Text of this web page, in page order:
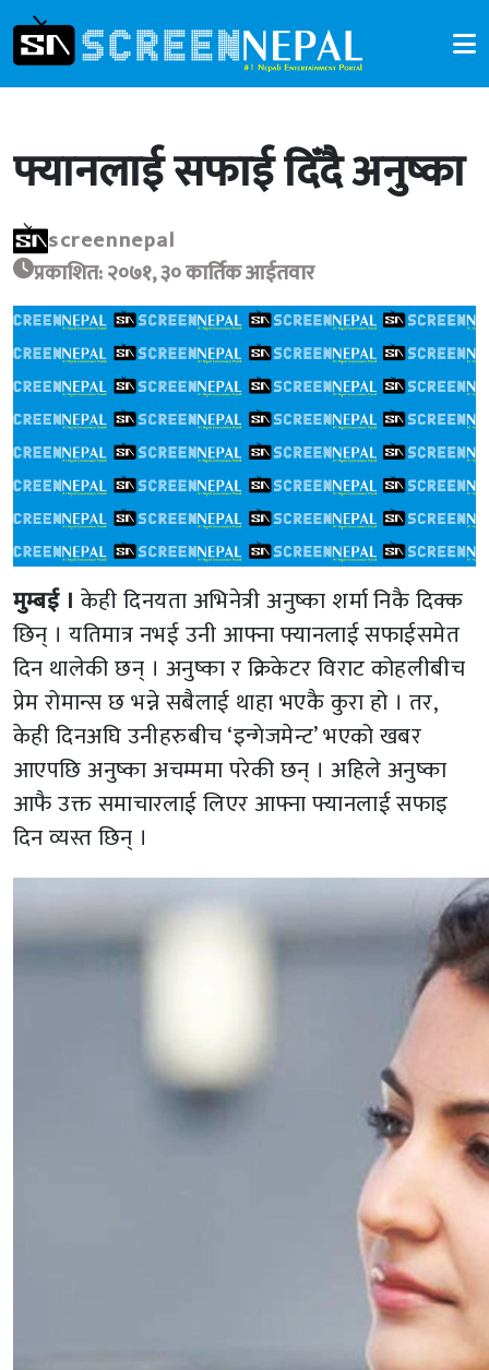
फ्यानलाई सफाई दिँदै अनुष्का
screennepal
प्रकाशित: २०७१, ३० कार्तिक आईतवार
मुम्बई । केही दिनयता अभिनेत्री अनुष्का शर्मा निकै दिक्क
छिन् । यतिमात्र नभई उनी आफ्ना फ्यानलाई सफाईसमेत
दिन थालेकी छन् । अनुष्का र क्रिकेटर विराट कोहलीबीच
प्रेम रोमान्स छ भन्ने सबैलाई थाहा भएकै कुरा हो । तर,
केही दिनअघि उनीहरुबीच ‘इन्गेजमेन्ट’ भएको खबर
आएपछि अनुष्का अचम्ममा परेकी छन् । अहिले अनुष्का
आफै उक्त समाचारलाई लिएर आफ्ना फ्यानलाई सफाइ
दिन व्यस्त छिन् ।